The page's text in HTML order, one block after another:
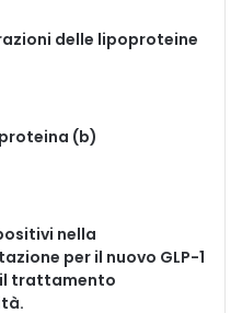
delle lipoproteine
(b)
nella
per il nuovo GLP-1
trattamento